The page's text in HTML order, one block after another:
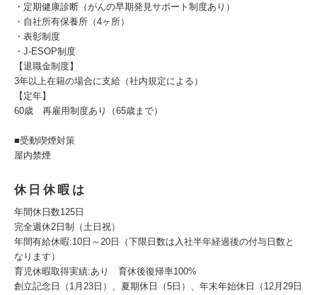
・定期健康診断（がんの早期発見サポート制度あり）
・自社所有保養所（4ヶ所）
・表彰制度
・J-ESOP制度
【退職金制度】
3年以上在籍の場合に支給（社内規定による）
【定年】
60歳 再雇用制度あり（65歳まで）
■受動喫煙対策
屋内禁煙
休日休暇は
年間休日数125日
完全週休2日制（土日祝）
年間有給休暇:10日～20日（下限日数は入社半年経過後の付与日数と
なります）
育児休暇取得実績:あり 育休後復帰率100%
創立記念日（1月23日）、夏期休日（5日）、年末年始休日（12月29日